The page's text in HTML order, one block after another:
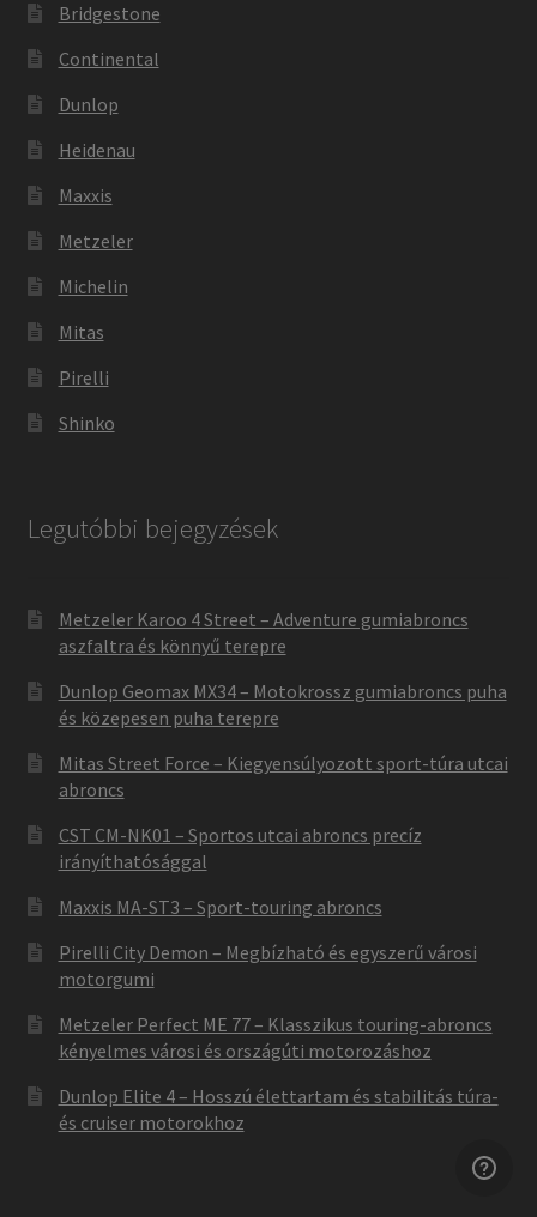
Bridgestone
Continental
Dunlop
Heidenau
Maxxis
Metzeler
Michelin
Mitas
Pirelli
Shinko
Legutóbbi bejegyzések
Metzeler Karoo 4 Street – Adventure gumiabroncs
aszfaltra és könnyű terepre
Dunlop Geomax MX34 – Motokrossz gumiabroncs puha
és közepesen puha terepre
Mitas Street Force – Kiegyensúlyozott sport-túra utcai
abroncs
CST CM-NK01 – Sportos utcai abroncs precíz
irányíthatósággal
Maxxis MA-ST3 – Sport-touring abroncs
Pirelli City Demon – Megbízható és egyszerű városi
motorgumi
Metzeler Perfect ME 77 – Klasszikus touring-abroncs
kényelmes városi és országúti motorozáshoz
Dunlop Elite 4 – Hosszú élettartam és stabilitás túra-
és cruiser motorokhoz